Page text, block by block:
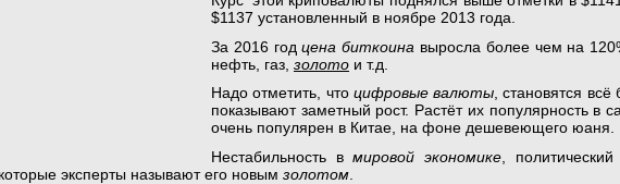
$1137 установленный в ноябре 2013 года.
За 2016 годцена биткоина выросла более чем на
нефть, газ, золото и т.д.
Надо отметить, что цифровые валюты, становятся
показывают заметный рост. Растёт их популярность в
очень популярен в Китае, на фоне дешевеющего юаня.
Нестабильность вмировой экономике, политический
эксперты называют его новым золотом